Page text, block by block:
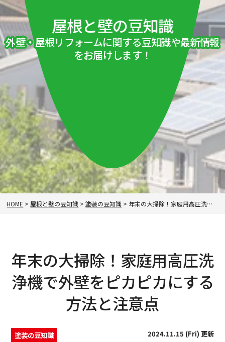
屋根と壁の豆知識
外壁・屋根リフォームに関する豆知識や最新情報
をお届けします！
HOME > 屋根と壁の豆知識 >塗装の豆知識 > 年末の大掃除！家庭用高圧洗浄機で外壁をピカピカにする方法と注意点
年末の大掃除！家庭用高圧洗
浄機で外壁をピカピカにする
方法と注意点
塗装の豆知識 2024.11.15 (Fri) 更新